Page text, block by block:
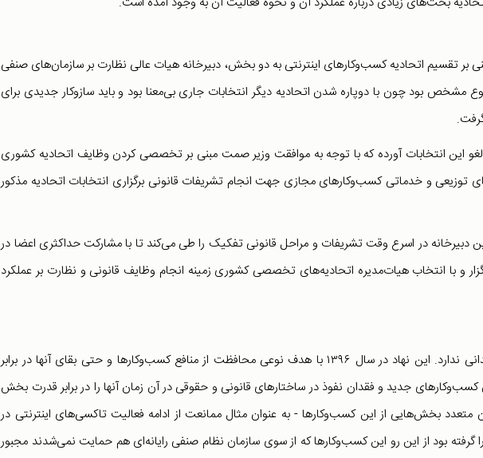
بر تقسیم اتحادیه کسب‌وکارهای اینترنتی به دو بخش، دبیرخانه هیات عالی نظارت بر سازمان‌های صنفی
مشخص بود چون با دوپاره شدن اتحادیه دیگر انتخابات جاری بی‌معنا بود و باید سازوکار جدیدی برای
این انتخابات آورده که با توجه به موافقت وزیر صمت مبنی بر تخصصی کردن وظایف اتحادیه کشوری
و خدماتی کسب‌وکارهای مجازی جهت انجام تشریفات قانونی برگزاری انتخابات اتحادیه مذکور
دبیرخانه در اسرع وقت تشریفات و مراحل قانونی تفکیک را طی می‌کند تا با مشارکت حداکثری اعضا در
و با انتخاب هیات‌مدیره اتحادیه‌های تخصصی کشوری زمینه انجام وظایف قانونی و نظارت بر عملکرد
اتحادیه کسب‌وکارهای اینترنتی عمر چندانی ندارد. این نهاد در سال ۱۳۹۶ با هدف نوعی محافظت از منافع کسب‌وکارها و حتی بقای آنها در برابر
جدید و فقدان نفوذ در ساختارهای قانونی و حقوقی در آن زمان آنها را در برابر قدرت بخش
بخش‌هایی از این کسب‌وکارها - به عنوان مثال ممانعت از ادامه فعالیت تاکسی‌های اینترنتی در
بود از این رو این کسب‌وکارها که از سوی سازمان نظام صنفی رایانه‌ای هم حمایت نمی‌شدند مجبور